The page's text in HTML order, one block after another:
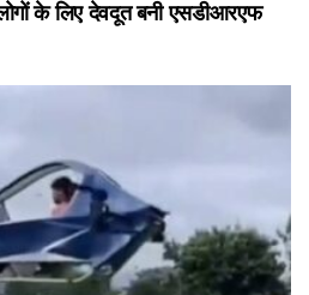
के लिए देवदूत बनी एसडीआरएफ